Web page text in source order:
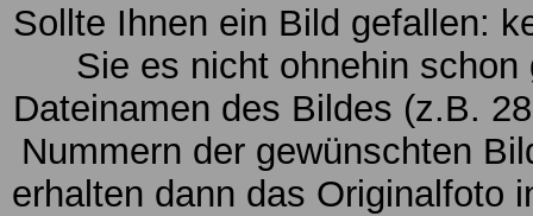
Sollte Ihnen ein Bild gefallen:
Sie es nicht ohnehin
Dateinamen des Bildes (z.B.
Nummern der gewünschten
erhalten dann das Originalfoto